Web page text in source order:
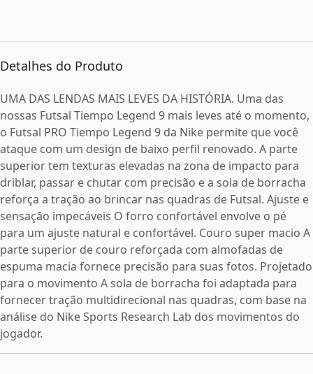
Detalhes do Produto
UMA DAS LENDAS MAIS LEVES DA HISTÓRIA. Uma das
nossas Futsal Tiempo Legend 9 mais leves até o momento,
o Futsal PRO Tiempo Legend 9 da Nike permite que você
ataque com um design de baixo perfil renovado. A parte
superior tem texturas elevadas na zona de impacto para
driblar, passar e chutar com precisão e a sola de borracha
reforça a tração ao brincar nas quadras de Futsal. Ajuste e
sensação impecáveis O forro confortável envolve o pé
para um ajuste natural e confortável. Couro super macio A
parte superior de couro reforçada com almofadas de
espuma macia fornece precisão para suas fotos. Projetado
para o movimento A sola de borracha foi adaptada para
fornecer tração multidirecional nas quadras, com base na
análise do Nike Sports Research Lab dos movimentos do
jogador.